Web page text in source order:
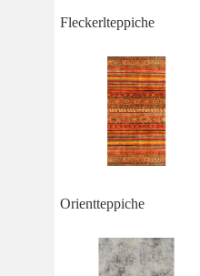
Fleckerlteppiche
Orientteppiche